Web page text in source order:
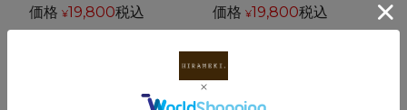
価格 ¥19,800税込
価格 ¥19,800税込